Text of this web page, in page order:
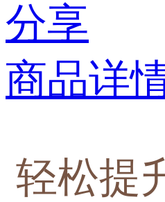
分享
商品详
轻松提